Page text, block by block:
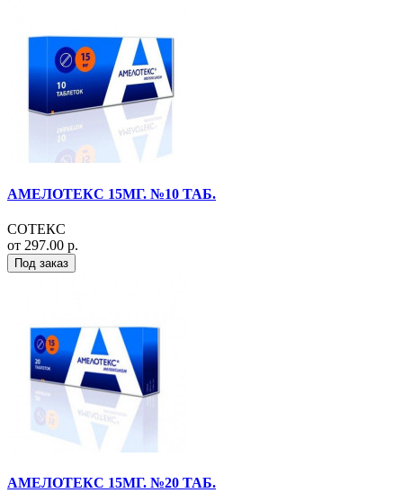
АМЕЛОТЕКС 15МГ. №10 ТАБ.
СОТЕКС
от 297.00 р.
Под заказ
АМЕЛОТЕКС 15МГ. №20 ТАБ.